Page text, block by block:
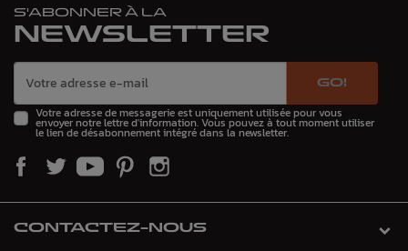
S'ABONNER À LA
NEWSLETTER
GO!
Votre adresse de messagerie est uniquement utilisée pour vous
envoyer notre lettre d'information. Vous pouvez à tout moment utiliser
le lien de désabonnement intégré dans la newsletter.
CONTACTEZ-NOUS